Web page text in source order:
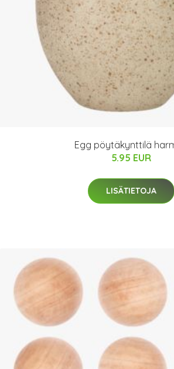
Egg pöytäkynttilä
5.95 EUR
LISÄTIETOJA